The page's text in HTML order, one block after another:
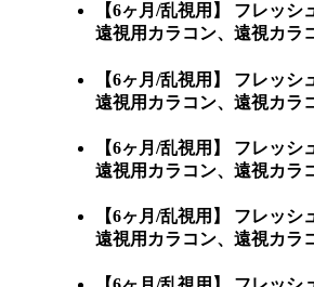
【6ヶ月/乱視用】 フレッ
遠視用カラコン、遠視カラ
【6ヶ月/乱視用】 フレッ
遠視用カラコン、遠視カラ
【6ヶ月/乱視用】 フレッ
遠視用カラコン、遠視カラ
【6ヶ月/乱視用】 フレッ
遠視用カラコン、遠視カラ